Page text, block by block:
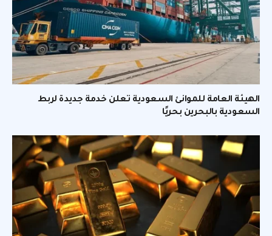
الهيئة العامة للموانئ السعودية تعلن خدمة جديدة لربط
السعودية بالبحرين بحريًا